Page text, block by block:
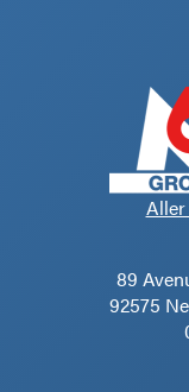
Aller
89
92575